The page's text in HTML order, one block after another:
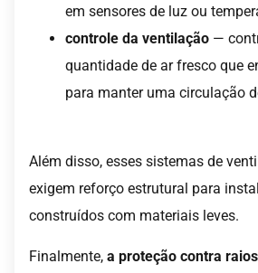
em sensores de luz ou
controle da ventilação —
quantidade de ar fresco que
para manter uma circulação
Além disso, esses sistemas de
exigem reforço estrutural para
construídos com materiais leves.
Finalmente, a proteção contra